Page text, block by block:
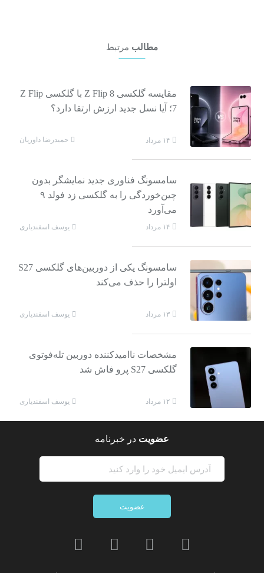
مطالب مرتبط
مقایسه گلکسی Z Flip 8 با گلکسی Z Flip
7؛ آیا نسل جدید ارزش ارتقا دارد؟
۱۴ مرداد حمیدرضا داوریان
سامسونگ فناوری جدید نمایشگر بدون
چین‌خوردگی را به گلکسی زد فولد ۹
می‌آورد
۱۴ مرداد یوسف اسفندیاری
سامسونگ یکی از دوربین‌های گلکسی S27
اولترا را حذف می‌کند
۱۳ مرداد یوسف اسفندیاری
مشخصات ناامیدکننده دوربین تله‌فوتوی
گلکسی S27 پرو فاش شد
۱۲ مرداد یوسف اسفندیاری
عضویت در خبرنامه
عضویت